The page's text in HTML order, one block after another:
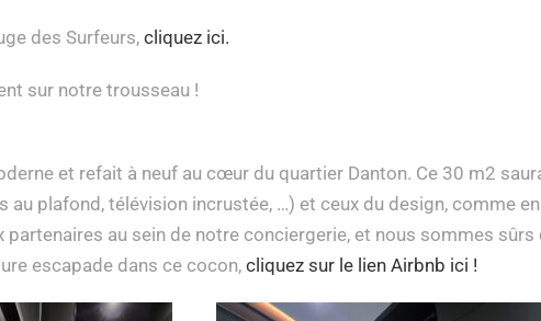
des Surfeurs, cliquez ici.
sur notre trousseau !
et refait à neuf au cœur du quartier Danton. Ce 30 m2
au plafond, télévision incrustée, …) et ceux du design, comme
partenaires au sein de notre conciergerie, et nous sommes
escapade dans ce cocon, cliquez sur le lien Airbnb ici !